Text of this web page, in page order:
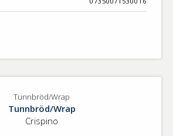
Tunnbröd/Wrap
Tunnbröd/Wrap
Crispino